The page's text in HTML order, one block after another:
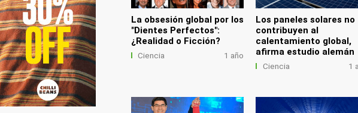
La obsesión global por los
"Dientes Perfectos":
¿Realidad o Ficción?
Ciencia 1 año
Los paneles solares no
contribuyen al
calentamiento global,
afirma estudio alemán
Ciencia 1